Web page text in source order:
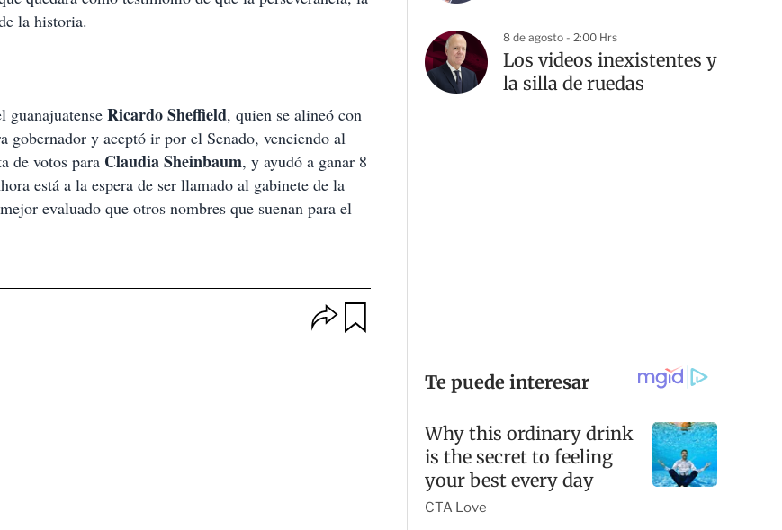
la historia.
guanajuatense Ricardo Sheffield, quien se alineó con
y aceptó ir por el Senado, venciendo al
de votos para Claudia Sheinbaum, y ayudó a ganar 8
está a la espera de ser llamado al gabinete de la
evaluado que otros nombres que suenan para el
p
8 de agosto - 2:00 Hrs
Los videos inexistentes y
la silla de ruedas